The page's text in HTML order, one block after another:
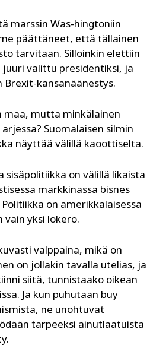
marssin Was-hingtoniin
päättäneet, että tällainen
tarvitaan. Silloinkin elettiin
juuri valittu presidentiksi, ja
kansanäänestys.
maa, mutta minkälainen
Suomalaisen silmin
näyttää välillä kaoottiselta.
sisäpolitiikka on välillä likaista
markkinassa bisnes
on amerikkalaisessa
vain yksi lokero.
valppaina, mikä on
on jollakin tavalla utelias, ja
siitä, tunnistaako oikean
Ja kun puhutaan buy
ne unohtuvat
tarpeeksi ainutlaatuista